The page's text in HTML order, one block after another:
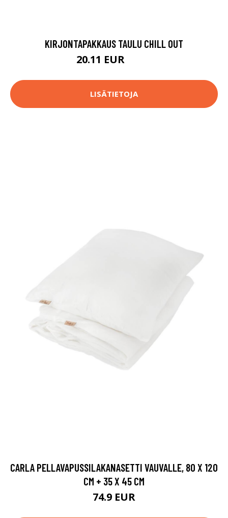
KIRJONTAPAKKAUS TAULU CHILL OUT
20.11 EUR
LISÄTIETOJA
CARLA PELLAVAPUSSILAKANASETTI VAUVALLE, 80 X 120
CM + 35 X 45 CM
74.9 EUR